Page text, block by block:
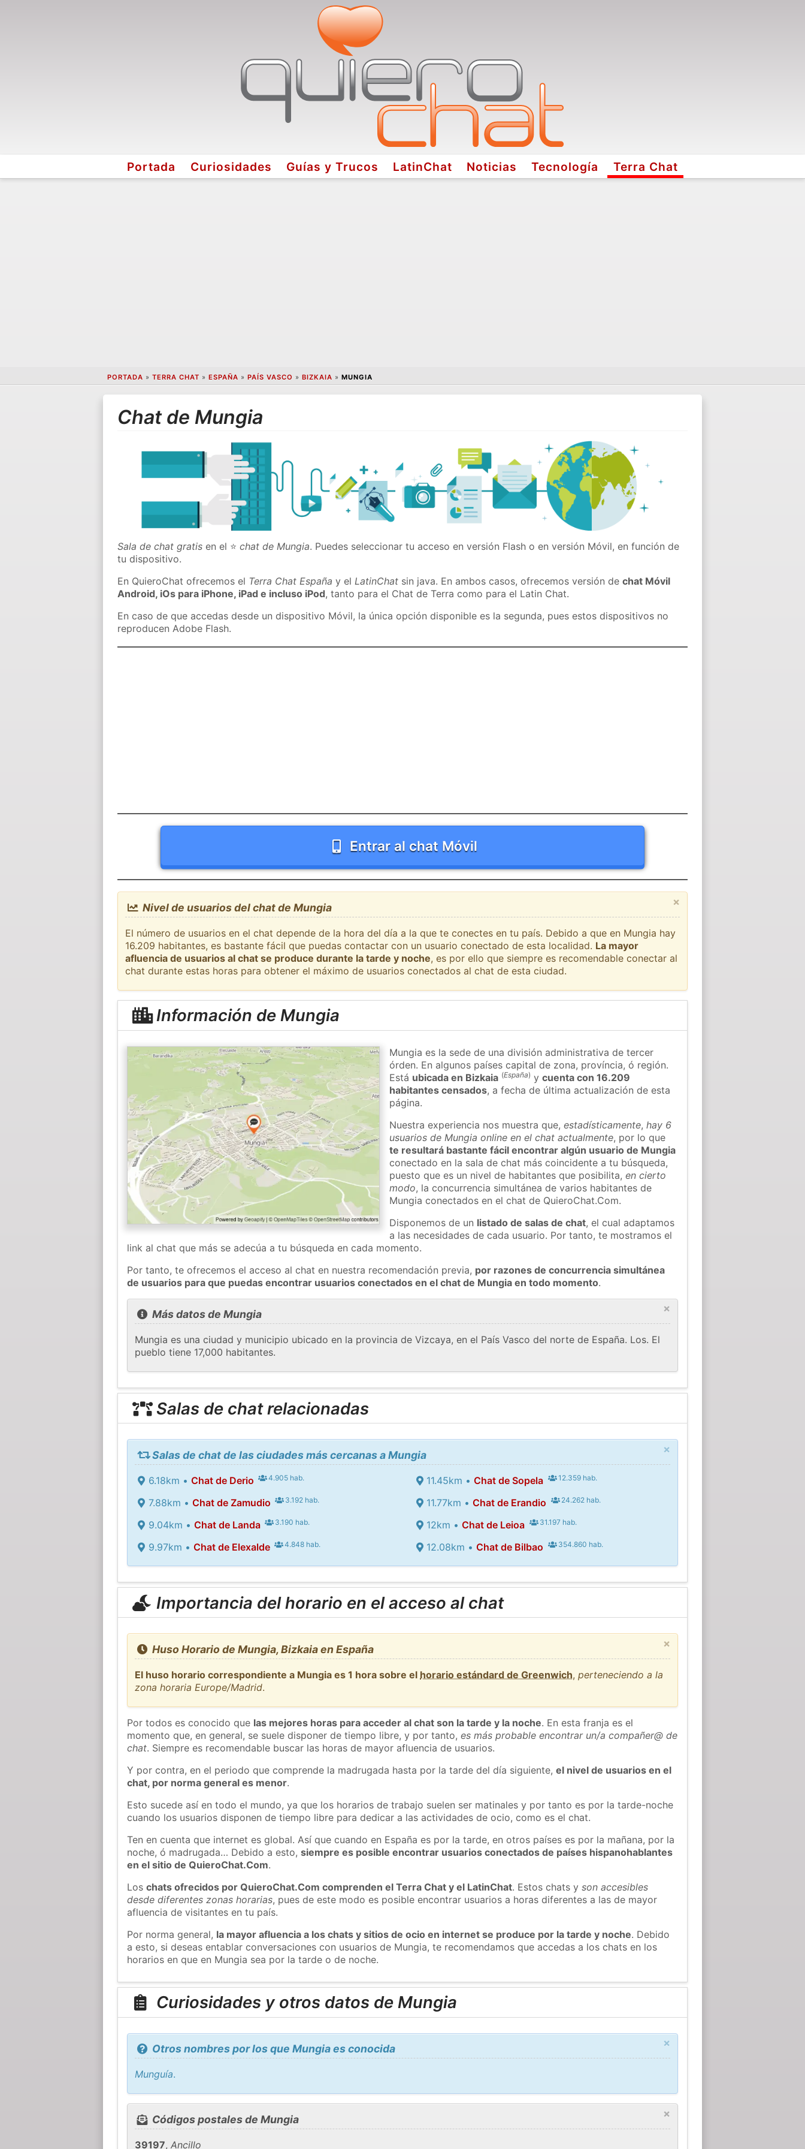
Portada Curiosidades Guías y Trucos LatinChat Noticias Tecnología Terra Chat
PORTADA » TERRA CHAT » ESPAÑA » PAÍS VASCO » BIZKAIA » MUNGIA
Chat de Mungia
Sala de chat gratis en el ⭐chat de Mungia. Puedes seleccionar tu acceso en versión Flash o en versión Móvil, en función de
tu dispositivo.
En QuieroChat ofrecemos el Terra Chat España y elLatinChat sin java. En ambos casos, ofrecemos versión dechat Móvil
Android, iOs para iPhone, iPad e incluso iPod, tanto para el Chat de Terra como para el Latin Chat.
En caso de que accedas desde un dispositivo Móvil, la única opción disponible es la segunda, pues estos dispositivos no
reproducen Adobe Flash.
Entrar al chat Móvil
×
Nivel de usuarios del chat de Mungia
El número de usuarios en el chat depende de la hora del día a la que te conectes en tu país. Debido a que en Mungia hay
16.209 habitantes, es bastante fácil que puedas contactar con un usuario conectado de esta localidad. La mayor
afluencia de usuarios al chat se produce durante la tarde y noche, es por ello que siempre es recomendable conectar al
chat durante estas horas para obtener el máximo de usuarios conectados al chat de esta ciudad.
Información de Mungia
Mungia es la sede de una división administrativa de tercer
órden. En algunos países capital de zona, província, ó región.
Está ubicada en Bizkaia (España) ycuenta con 16.209
habitantes censados, a fecha de última actualización de esta
página.
Nuestra experiencia nos muestra que,estadísticamente,hay 6
usuarios de Mungia online en el chat actualmente, por lo que
te resultará bastante fácil encontrar algún usuario de Mungia
conectado en la sala de chat más coincidente a tu búsqueda,
puesto que es un nivel de habitantes que posibilita,en cierto
modo, la concurrencia simultánea de varios habitantes de
Mungia conectados en el chat de QuieroChat.Com.
Disponemos de un listado de salas de chat, el cual adaptamos
a las necesidades de cada usuario. Por tanto, te mostramos el
link al chat que más se adecúa a tu búsqueda en cada momento.
Por tanto, te ofrecemos el acceso al chat en nuestra recomendación previa, por razones de concurrencia simultánea
de usuarios para que puedas encontrar usuarios conectados en el chat de Mungia en todo momento.
×
Más datos de Mungia
Mungia es una ciudad y municipio ubicado en la provincia de Vizcaya, en el País Vasco del norte de España. Los. El
pueblo tiene 17,000 habitantes.
Salas de chat relacionadas
×
Salas de chat de las ciudades más cercanas a Mungia
6.18km • Chat de Derio 4.905 hab.
7.88km • Chat de Zamudio 3.192 hab.
9.04km • Chat de Landa 3.190 hab.
9.97km • Chat de Elexalde 4.848 hab.
11.45km •Chat de Sopela 12.359 hab.
11.77km •Chat de Erandio 24.262 hab.
12km •Chat de Leioa 31.197 hab.
12.08km •Chat de Bilbao 354.860 hab.
Importancia del horario en el acceso al chat
×
Huso Horario de Mungia, Bizkaia en España
El huso horario correspondiente a Mungia es 1 hora sobre el horario estándard de Greenwich,perteneciendo a la
zona horaria Europe/Madrid.
Por todos es conocido que las mejores horas para acceder al chat son la tarde y la noche. En esta franja es el
momento que, en general, se suele disponer de tiempo libre, y por tanto,es más probable encontrar un/a compañer@ de
chat. Siempre es recomendable buscar las horas de mayor afluencia de usuarios.
Y por contra, en el periodo que comprende la madrugada hasta por la tarde del día siguiente,el nivel de usuarios en el
chat, por norma general es menor.
Esto sucede así en todo el mundo, ya que los horarios de trabajo suelen ser matinales y por tanto es por la tarde-noche
cuando los usuarios disponen de tiempo libre para dedicar a las actividades de ocio, como es el chat.
Ten en cuenta que internet es global. Así que cuando en España es por la tarde, en otros países es por la mañana, por la
noche, ó madrugada… Debido a esto,siempre es posible encontrar usuarios conectados de países hispanohablantes
en el sitio de QuieroChat.Com.
Loschats ofrecidos por QuieroChat.Com comprenden el Terra Chat y el LatinChat. Estos chats yson accesibles
desde diferentes zonas horarias, pues de este modo es posible encontrar usuarios a horas diferentes a las de mayor
afluencia de visitantes en tu país.
Por norma general, la mayor afluencia a los chats y sitios de ocio en internet se produce por la tarde y noche. Debido
a esto, si deseas entablar conversaciones con usuarios de Mungia, te recomendamos que accedas a los chats en los
horarios en que en Mungia sea por la tarde o de noche.
Curiosidades y otros datos de Mungia
×
Otros nombres por los que Mungia es conocida
Munguía.
×
Códigos postales de Mungia
39197,Ancillo